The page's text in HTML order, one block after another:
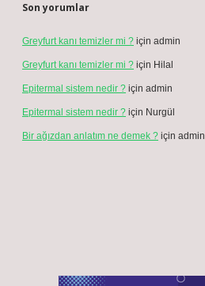
Son yorumlar
Greyfurt kanı temizler mi ? için admin
Greyfurt kanı temizler mi ? için Hilal
Epitermal sistem nedir ? için admin
Epitermal sistem nedir ? için Nurgül
Bir ağızdan anlatım ne demek ? için admin